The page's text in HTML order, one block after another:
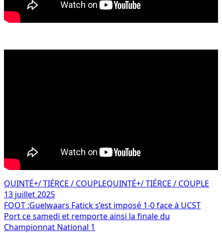
Navigation
de
l’article
QUINTÉ+/ TIÉRCE / COUPLEQUINTÉ+/ TIÉRCE / COUPLE
13 juillet 2025
FOOT :Guelwaars Fatick s’est imposé 1-0 face à UCST
Port ce samedi et remporte ainsi la finale du
Championnat National 1